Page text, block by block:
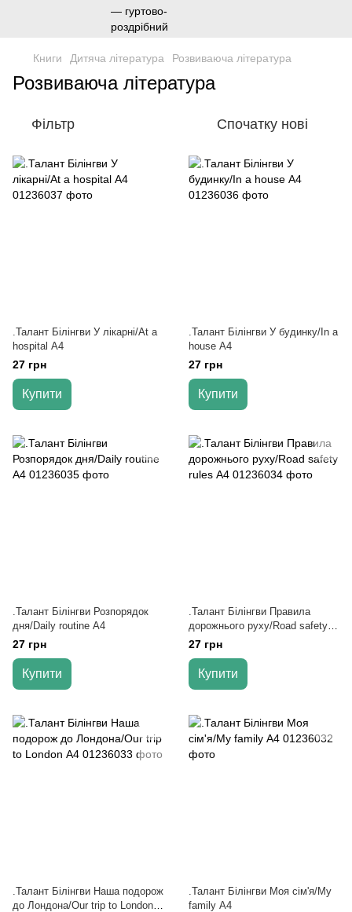
Книги Дитяча література Розвиваюча література
Розвиваюча література
Фільтр Спочатку нові
.Талант Білінгви У лікарні/At a
hospital А4
27 грн
Купити
.Талант Білінгви У будинку/In a
house А4
27 грн
Купити
.Талант Білінгви Розпорядок
дня/Daily routine А4
27 грн
Купити
.Талант Білінгви Правила
дорожнього руху/Road safety
rules А4
27 грн
Купити
.Талант Білінгви Наша подорож
до Лондона/Our trip to London
.Талант Білінгви Моя сім'я/My
family А4